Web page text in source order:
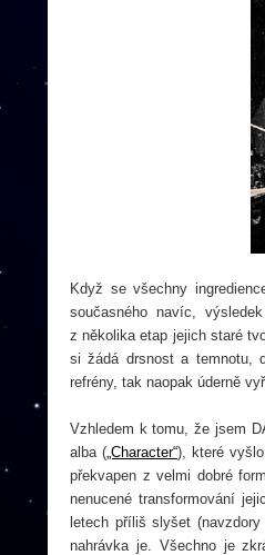
Když se všechny
současného navíc,
z několika etap jejich staré
si žádá drsnost a temnotu,
refrény, tak naopak úderně
Vzhledem k tomu, že jsem
alba („Character“), které
překvapen z velmi dobré
nenucené transformování
letech příliš slyšet
nahrávka je. Všechno je